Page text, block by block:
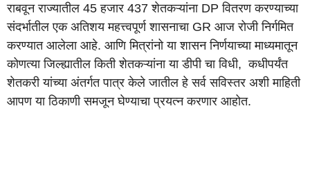
राबवून राज्यातील 45 हजार 437 शेतकऱ्यांना DP वितरण करण्याच्या
संदर्भातील एक अतिशय महत्त्वपूर्ण शासनाचा GR आज रोजी निर्गमित
करण्यात आलेला आहे. आणि मित्रांनो या शासन निर्णयाच्या माध्यमातून
कोणत्या जिल्ह्यातील किती शेतकऱ्यांना या डीपी चा विधी, कधीपर्यंत
शेतकरी यांच्या अंतर्गत पात्र केले जातील हे सर्व सविस्तर अशी माहिती
आपण या ठिकाणी समजून घेण्याचा प्रयत्न करणार आहोत.